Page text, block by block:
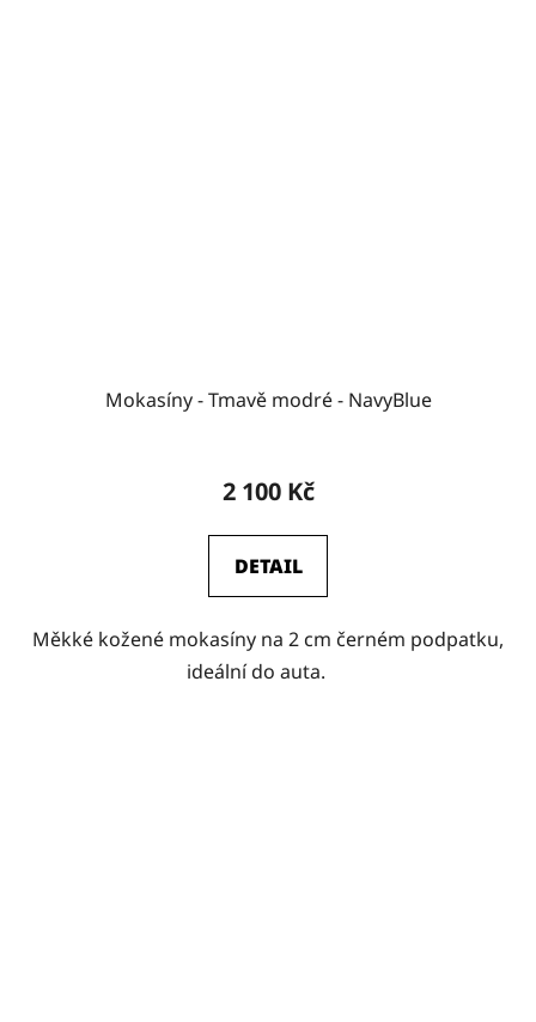
Mokasíny - Tmavě modré - NavyBlue
2 100 Kč
DETAIL
Měkké kožené mokasíny na 2 cm černém podpatku,
ideální do auta.